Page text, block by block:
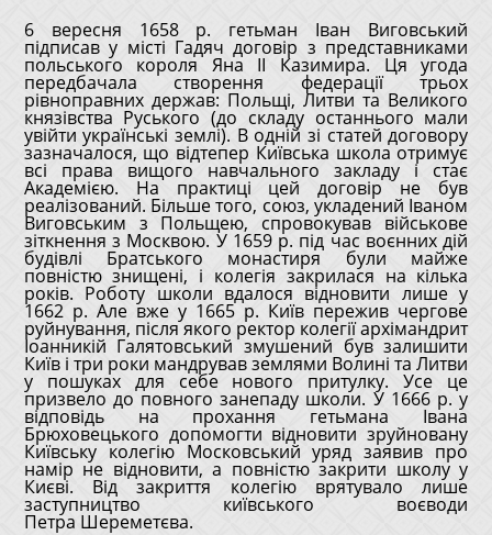
6 вересня 1658 р. гетьман Іван Виговський
підписав у місті Гадяч договір з представниками
польського короля Яна II Казимира. Ця угода
передбачала створення федерації трьох
рівноправних держав: Польщі, Литви та Великого
князівства Руського (до складу останнього мали
увійти українські землі). В одній зі статей договору
зазначалося, що відтепер Київська школа отримує
всі права вищого навчального закладу і стає
Академією. На практиці цей договір не був
реалізований. Більше того, союз, укладений Іваном
Виговським з Польщею, спровокував військове
зіткнення з Москвою. У 1659 р. під час воєнних дій
будівлі Братського монастиря були майже
повністю знищені, і колегія закрилася на кілька
років. Роботу школи вдалося відновити лише у
1662 р. Але вже у 1665 р. Київ пережив чергове
руйнування, після якого ректор колегії архімандрит
Іоанникій Галятовський змушений був залишити
Київ і три роки мандрував землями Волині та Литви
у пошуках для себе нового притулку. Усе це
призвело до повного занепаду школи. У 1666 р. у
відповідь на прохання гетьмана Івана
Брюховецького допомогти відновити зруйновану
Київську колегію Московський уряд заявив про
намір не відновити, а повністю закрити школу у
Києві. Від закриття колегію врятувало лише
заступництво київського воєводи
Петра Шереметєва.